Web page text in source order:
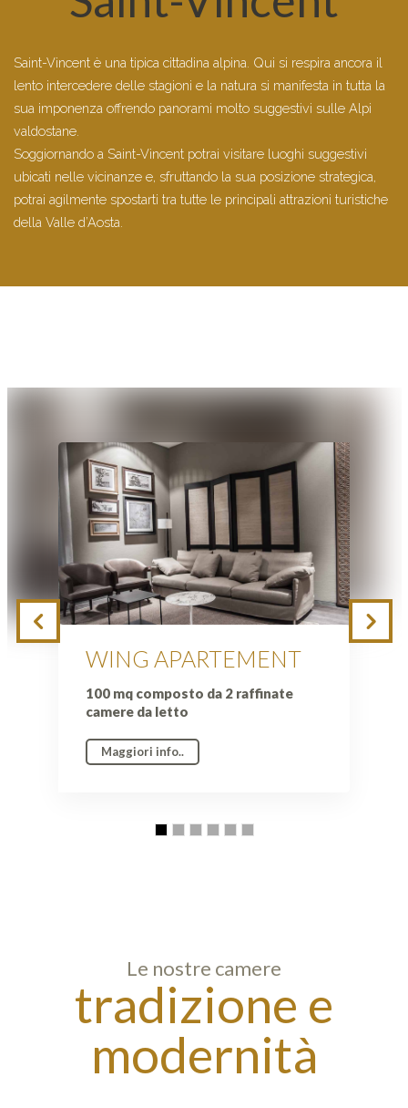
Saint-Vincent è una tipica cittadina alpina. Qui si respira ancora il
lento intercedere delle stagioni e la natura si manifesta in tutta la
sua imponenza offrendo panorami molto suggestivi sulle Alpi
valdostane.
Soggiornando a Saint-Vincent potrai visitare luoghi suggestivi
ubicati nelle vicinanze e, sfruttando la sua posizione strategica,
potrai agilmente spostarti tra tutte le principali attrazioni turistiche
della Valle d’Aosta.
WING APARTEMENT
100 mq composto da 2 raffinate
camere da letto
Maggiori info..
Le nostre camere
tradizione e
modernità